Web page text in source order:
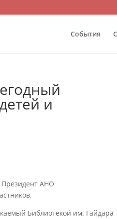
События
и
АНО
Библиотекой им. Гайдара